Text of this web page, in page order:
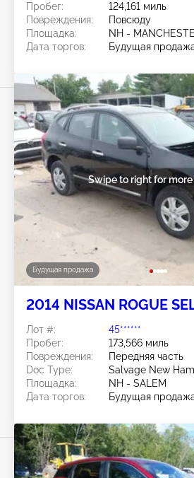
Пробег:
124,161 миль
Повреждения:
Повсюду
Площадка:
NH -
Дата торгов:
Будущая
Будущая продажа
Swipe to right for
2014 NISSAN ROGUE
Лот #:
45******
Пробег:
173,566 миль
Повреждения:
Передняя часть
Doc Type:
Salvage New
Площадка:
NH - SALEM
Дата торгов:
Будущая